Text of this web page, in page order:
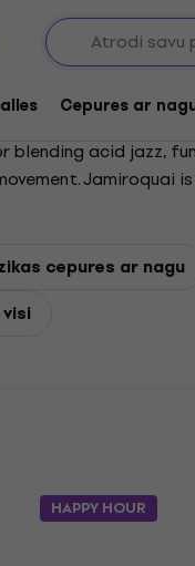
Cepures ar
acid jazz,
Jamiroquai
albums
cepures ar nagu
HAPPY HOUR